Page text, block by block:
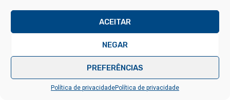
ACEITAR
NEGAR
PREFERÊNCIAS
Política de privacidadePolítica de privacidade
Fale conosco via WhatsApp